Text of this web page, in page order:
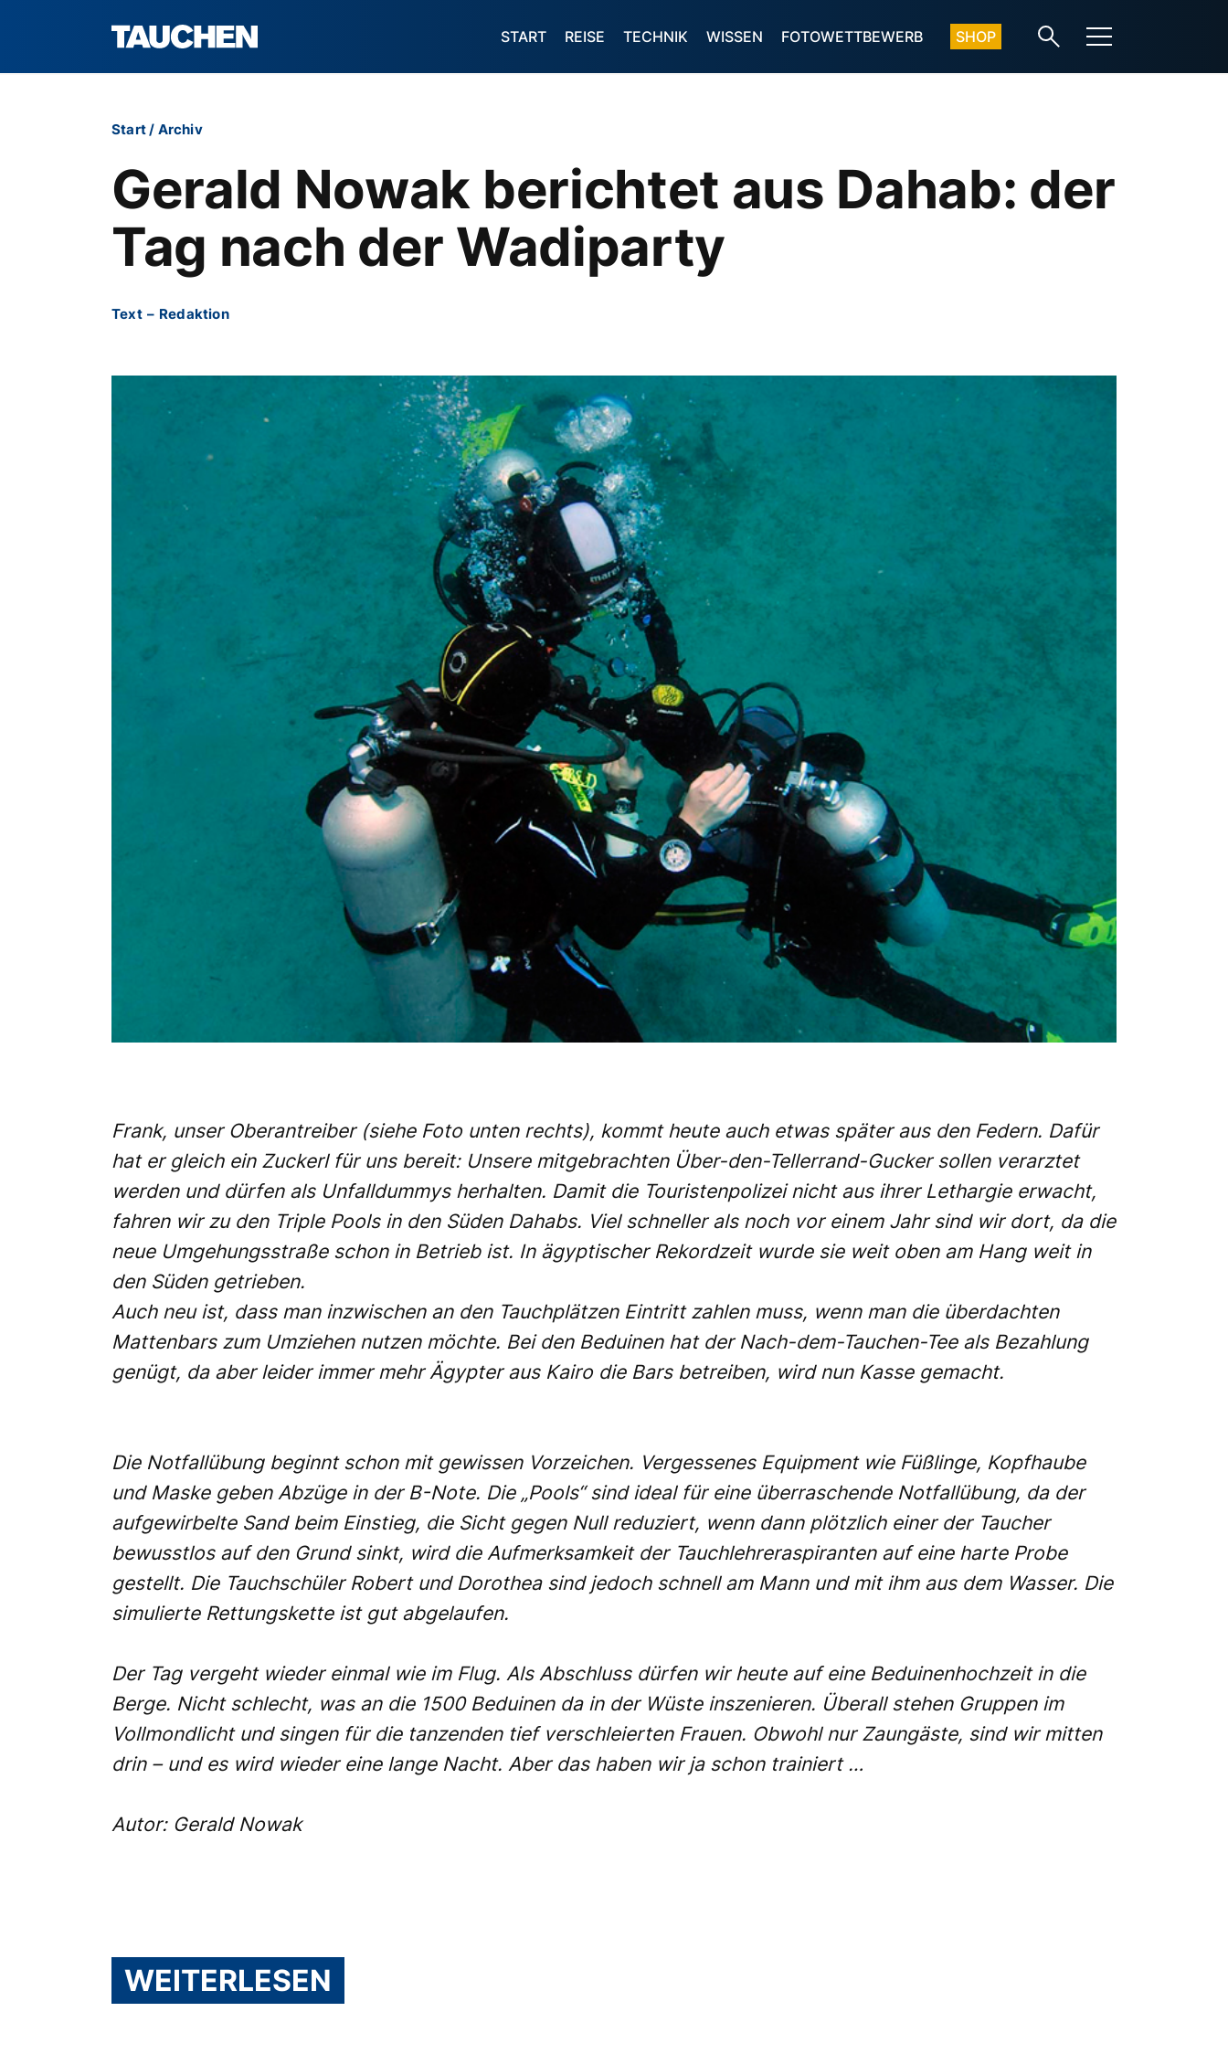
START REISE TECHNIK WISSEN FOTOWETTBEWERB SHOP
Start/ Archiv
Gerald Nowak berichtet aus Dahab: der
Tag nach der Wadiparty
Text – Redaktion
Frank, unser Oberantreiber (siehe Foto unten rechts), kommt heute auch etwas später aus den Federn. Dafür
hat er gleich ein Zuckerl für uns bereit: Unsere mitgebrachten Über-den-Tellerrand-Gucker sollen verarztet
werden und dürfen als Unfalldummys herhalten. Damit die Touristenpolizei nicht aus ihrer Lethargie erwacht,
fahren wir zu den Triple Pools in den Süden Dahabs. Viel schneller als noch vor einem Jahr sind wir dort, da die
neue Umgehungsstraße schon in Betrieb ist. In ägyptischer Rekordzeit wurde sie weit oben am Hang weit in
den Süden getrieben.
Auch neu ist, dass man inzwischen an den Tauchplätzen Eintritt zahlen muss, wenn man die überdachten
Mattenbars zum Umziehen nutzen möchte. Bei den Beduinen hat der Nach-dem-Tauchen-Tee als Bezahlung
genügt, da aber leider immer mehr Ägypter aus Kairo die Bars betreiben, wird nun Kasse gemacht.
Die Notfallübung beginnt schon mit gewissen Vorzeichen. Vergessenes Equipment wie Füßlinge, Kopfhaube
und Maske geben Abzüge in der B-Note. Die „Pools“ sind ideal für eine überraschende Notfallübung, da der
aufgewirbelte Sand beim Einstieg, die Sicht gegen Null reduziert, wenn dann plötzlich einer der Taucher
bewusstlos auf den Grund sinkt, wird die Aufmerksamkeit der Tauchlehreraspiranten auf eine harte Probe
gestellt. Die Tauchschüler Robert und Dorothea sind jedoch schnell am Mann und mit ihm aus dem Wasser. Die
simulierte Rettungskette ist gut abgelaufen.
Der Tag vergeht wieder einmal wie im Flug. Als Abschluss dürfen wir heute auf eine Beduinenhochzeit in die
Berge. Nicht schlecht, was an die 1500 Beduinen da in der Wüste inszenieren. Überall stehen Gruppen im
Vollmondlicht und singen für die tanzenden tief verschleierten Frauen. Obwohl nur Zaungäste, sind wir mitten
drin – und es wird wieder eine lange Nacht. Aber das haben wir ja schon trainiert …
Autor: Gerald Nowak
WEITERLESEN